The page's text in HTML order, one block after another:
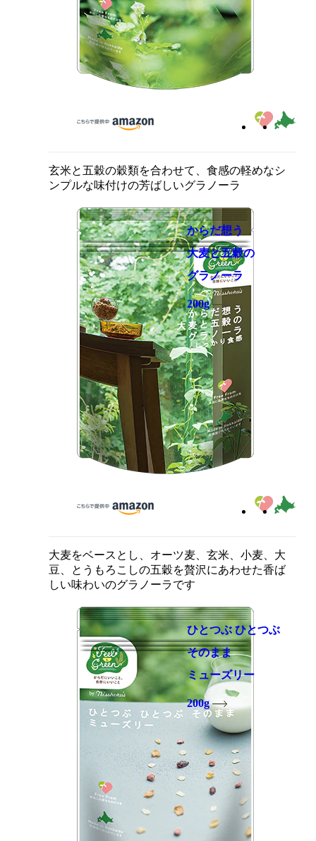
玄米と五穀の穀類を合わせて、食感の軽めなシ
ンプルな味付けの芳ばしいグラノーラ
からだ想う
大麦と五穀の
グラノーラ
200g
大麦をベースとし、オーツ麦、玄米、小麦、大
豆、とうもろこしの五穀を贅沢にあわせた香ば
しい味わいのグラノーラです
ひとつぶ ひとつぶ
そのまま
ミューズリー
200g